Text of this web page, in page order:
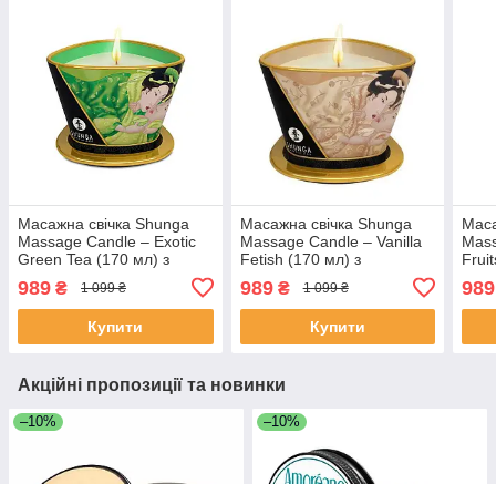
Масажна свічка Shunga
Massage Candle – Exotic
Green Tea (170 мл) з
989 ₴ 1 099 ₴
Купити
Масажна свічка Shunga
Massage Candle – Vanilla
Fetish (170 мл) з
989₴ 1 099 ₴
Купити
989
Акційні пропозиції та новинки
–10% –10%